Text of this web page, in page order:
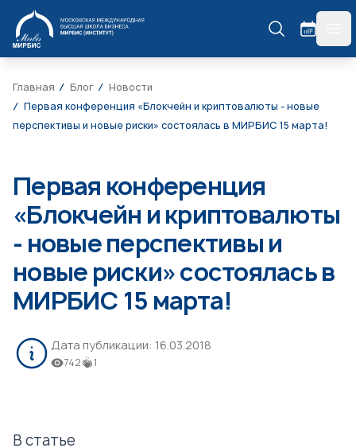
МИРБИС
Главная Блог
Новости
Первая конференция «Блокчейн и криптовалюты - новые
перспективы и новые риски» состоялась в МИРБИС 15 марта!
Первая конференция
«Блокчейн и криптовалюты
- новые перспективы и
новые риски» состоялась в
МИРБИС 15 марта!
Дата публикации: 16.03.2018
742 1
В статье